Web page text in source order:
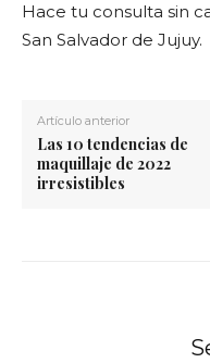
Hace tu consulta sin
San Salvador de Jujuy.
Artículo anterior
Las 10 tendencias de
maquillaje de 2022
irresistibles